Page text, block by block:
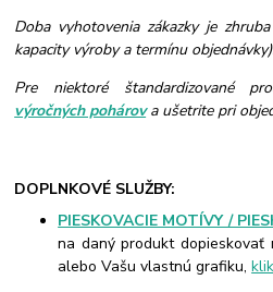
Doba vyhotovenia zákazky je
kapacity výroby a termínu
Pre niektoré štandardizované
výročných pohárova ušetrite pri
DOPLNKOVÉ SLUŽBY:
PIESKOVACIE MOTÍVY /
na daný produkt
alebo Vašu vlastnú grafiku,